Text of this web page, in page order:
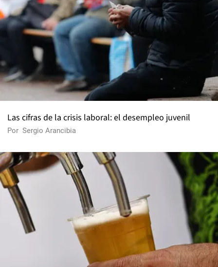
Las cifras de la crisis laboral: el desempleo juvenil
Por Sergio Arancibia